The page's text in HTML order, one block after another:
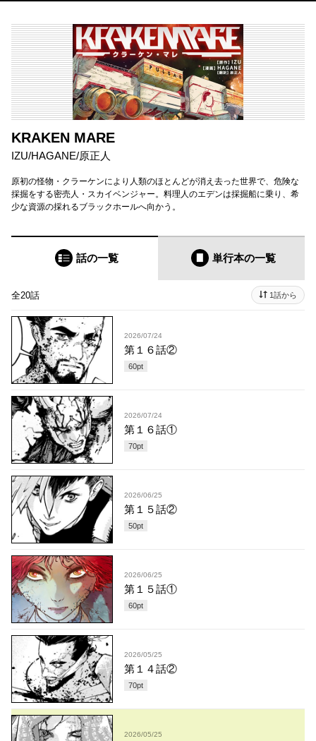
KRAKEN MARE
IZU/HAGANE/原正人
原初の怪物・クラーケンにより人類のほとんどが消え去った世界で、危険な
採掘をする密売人・スカイベンジャー。料理人のエデンは採掘船に乗り、希
少な資源の採れるブラックホールへ向かう。
話の一覧 単行本の一覧
全20話 1話から
2026/07/24
第１６話②
60pt
2026/07/24
第１６話①
70pt
2026/06/25
第１５話②
50pt
2026/06/25
第１５話①
60pt
2026/05/25
第１４話②
70pt
2026/05/25